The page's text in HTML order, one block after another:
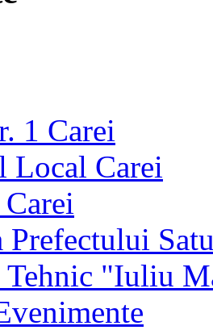
1 Carei
Local Carei
Tehnic "Iuliu